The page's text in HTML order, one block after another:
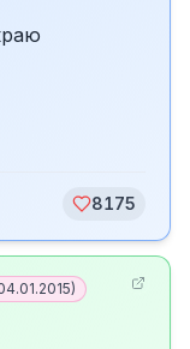
8175
)